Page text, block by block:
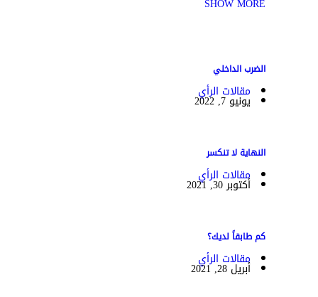
الضرب الداخلي
مقالات الرأي
يونيو 7, 2022
النهاية لا تنكسر
مقالات الرأي
أكتوبر 30, 2021
كم طابقاً لديك؟
مقالات الرأي
أبريل 28, 2021